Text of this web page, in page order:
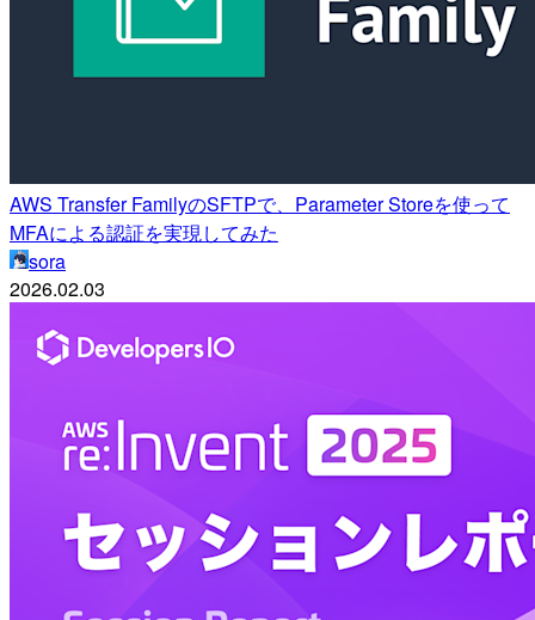
AWS Transfer FamilyのSFTPで、Parameter Storeを使って
MFAによる認証を実現してみた
sora
2026.02.03